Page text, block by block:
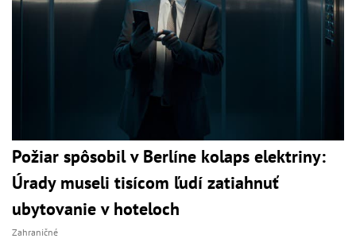
Požiar spôsobil v Berlíne kolaps elektriny:
Úrady museli tisícom ľudí zatiahnuť
ubytovanie v hoteloch
Zahraničné